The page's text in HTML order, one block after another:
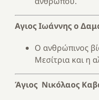
Αγιος Ιωάννης ο
Ο ανθρώπινος
Μεσίτρια και η
Άγιος Νικόλαος